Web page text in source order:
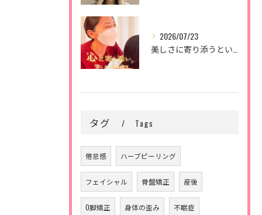
2026/07/23
タグ Tags
倦怠感 ハーブピーリング
フェイシャル 骨盤矯正 産後
O脚矯正 身体の歪み 不眠症